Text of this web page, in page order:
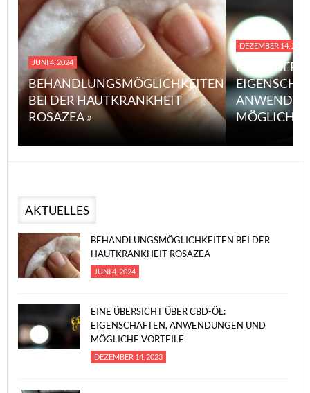
JUNI 4, 2024
BEHANDLUNGSMÖGLICHKEITEN
BEI DER HAUTKRANKHEIT
ROSAZEA »
DEZEMBER 14, 2023
EINE
MÖGLICHE
AKTUELLES
BEHANDLUNGSMÖGLICHKEITEN BEI DER
HAUTKRANKHEIT ROSAZEA
JUNI 4, 2024
EINE ÜBERSICHT ÜBER CBD-ÖL:
EIGENSCHAFTEN, ANWENDUNGEN UND
MÖGLICHE VORTEILE
DEZEMBER 14, 2023